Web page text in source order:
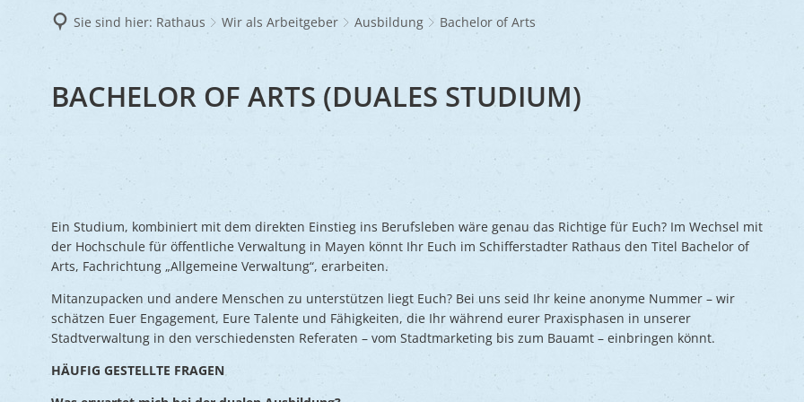
Zucht- und Tierschutz
Frühlingsmarkt
Ukraine Wir als Arbeitgeber
Sie sind hier: Rathaus Wir als Arbeitgeber Ausbildung Bachelor of Arts
BACHELOR OF ARTS (DUALES STUDIUM)
Ein Studium, kombiniert mit dem direkten Einstieg ins Berufsleben wäre genau das Richtige für Euch? Im Wechsel mit
der Hochschule für öffentliche Verwaltung in Mayen könnt Ihr Euch im Schifferstadter Rathaus den Titel Bachelor of
Arts, Fachrichtung „Allgemeine Verwaltung“, erarbeiten.
Mitanzupacken und andere Menschen zu unterstützen liegt Euch? Bei uns seid Ihr keine anonyme Nummer – wir
schätzen Euer Engagement, Eure Talente und Fähigkeiten, die Ihr während eurer Praxisphasen in unserer
Stadtverwaltung in den verschiedensten Referaten – vom Stadtmarketing bis zum Bauamt – einbringen könnt.
HÄUFIG GESTELLTE FRAGEN